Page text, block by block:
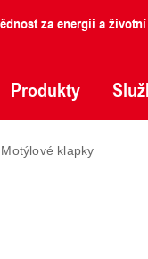
za energii a
Produkty
Motýlové klapky